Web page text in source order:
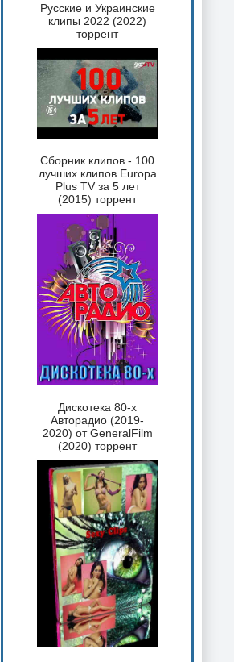
Русские и Украинские
клипы 2022 (2022)
торрент
Сборник клипов - 100
лучших клипов Europa
Plus TV за 5 лет
(2015) торрент
Дискотека 80-х
Авторадио (2019-
2020) от GeneralFilm
(2020) торрент